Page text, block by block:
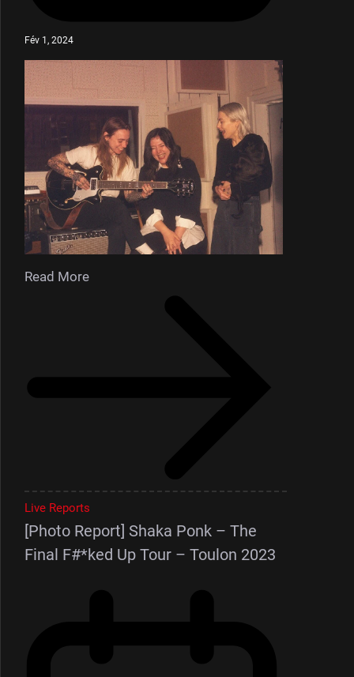
Fév 1, 2024
Read More
Live Reports
[Photo Report] Shaka Ponk – The
Final F#*ked Up Tour – Toulon 2023